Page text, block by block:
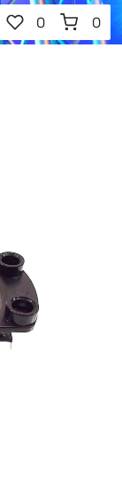
FAVORITER
ANTAL
0
KUNDVAGN
0